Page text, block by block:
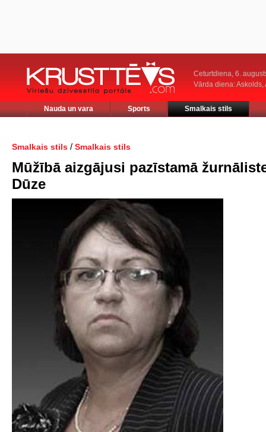
Ceturtdiena, 6.
Vārda diena: Askolds,
Nauda un vara Sports Smalkais stils
Smalkais stils / Smalkais stils
Mūžībā aizgājusi pazīstamā
Dūze